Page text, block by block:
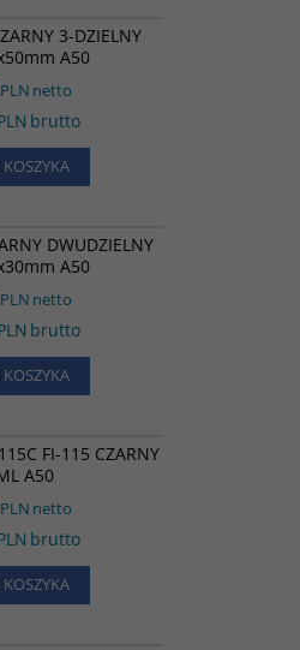
3-DZIELNY
A50
PLN netto
brutto
DWUDZIELNY
A50
PLN netto
brutto
FI-115 CZARNY
A50
PLN netto
brutto